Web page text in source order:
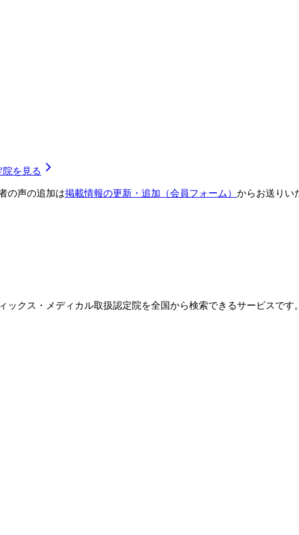
を見る
の声の追加は掲載情報の更新・追加（会員フォーム） からお送りい
クス・メディカル取扱認定院を全国から検索できるサービスです。